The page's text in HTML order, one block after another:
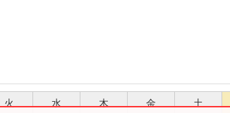
火 水 木 金 土